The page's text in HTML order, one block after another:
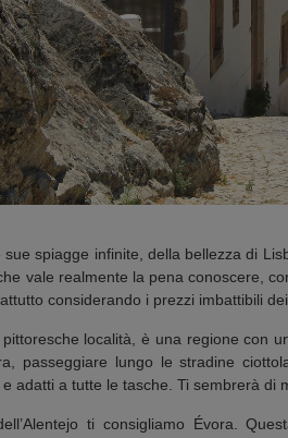
sue spiagge infinite, della bellezza di
vale realmente la pena conoscere,
considerando i prezzi imbattibili
pittoresche località, è una regione con
passeggiare lungo le stradine
adatti a tutte le tasche. Ti sembrerà di
ti consigliamo Évora.